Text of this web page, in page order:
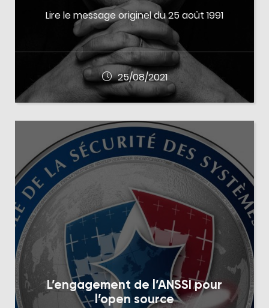
Lire le message originel du 25 août 1991
25/08/2021
L’engagement de l’ANSSI pour
l’open source